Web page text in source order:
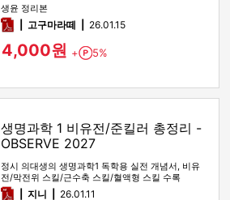
생윤 정리본
pdf고구마라떼 26.01.15
4,000원 + Point
5%
생명과학 1 비유전/준킬러 총정리 -
OBSERVE 2027
정시 의대생의 생명과학1 독학용 실전 개념서, 비유
전/막전위 스킬/근수축 스킬/혈액형 스킬 수록
pdf지니 26.01.11